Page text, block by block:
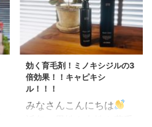
効く育毛剤！ミノキシジルの3
倍効果！！キャピキシ
ル！！！
みなさんこんにちは